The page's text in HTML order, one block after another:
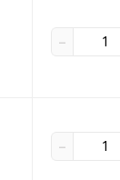
-
-